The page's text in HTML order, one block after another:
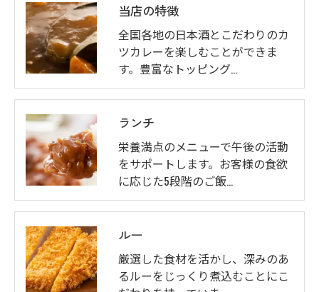
当店の特徴
全国各地の日本酒とこだわりのカ
ツカレーを楽しむことができま
す。豊富なトッピング…
ランチ
栄養満点のメニューで午後の活動
をサポートします。お客様の食欲
に応じた5段階のご飯…
ルー
厳選した食材を活かし、深みのあ
るルーをじっくり煮込むことにこ